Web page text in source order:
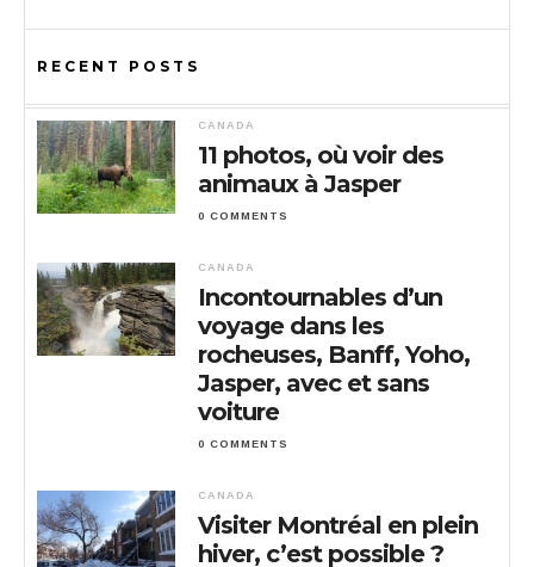
RECENT POSTS
CANADA
11 photos, où voir des
animaux à Jasper
0 COMMENTS
CANADA
Incontournables d’un
voyage dans les
rocheuses, Banff, Yoho,
Jasper, avec et sans
voiture
0 COMMENTS
CANADA
Visiter Montréal en plein
hiver, c’est possible ?